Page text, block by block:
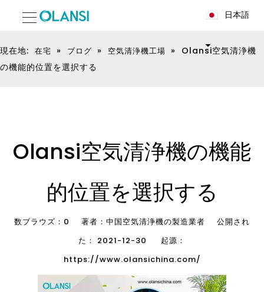
日本語
現在地: 在宅 » ブログ » 空気清浄機工場 »
Olansi空気清浄機
の機能的位置を選択する
Olansi空気清浄機の機能
的位置を選択する
数ブラウズ： 0
著者：中国空気清浄機の製造業者 公開され
た： 2021-12-30 起源：
https://www.olansichina.com/